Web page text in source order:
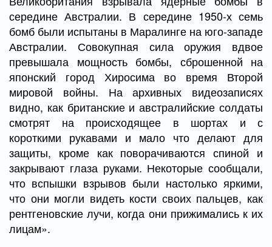
середине Австралии. В середине 1950-х семь
бомб были испытаны в Маралинге на юго-западе
Австралии. Совокупная сила оружия вдвое
превышала мощность бомбы, сброшенной на
японский город Хиросима во время Второй
мировой войны. На архивных видеозаписях
видно, как британские и австралийские солдаты
смотрят на происходящее в шортах и с
короткими рукавами и мало что делают для
защиты, кроме как поворачиваются спиной и
закрывают глаза руками. Некоторые сообщали,
что вспышки взрывов были настолько яркими,
что они могли видеть кости своих пальцев, как
рентгеновские лучи, когда они прижимались к их
лицам».